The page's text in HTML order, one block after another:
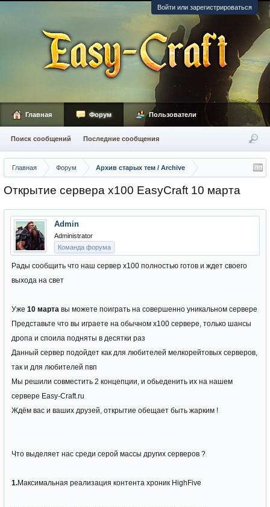
Войти или зарегистрироваться
Главная Форум Архив старых тем / Archive
Открытие сервера x100 EasyCraft 10 марта
Admin
Administrator
Команда форума
Рады сообщить что наш сервер х100 полностью готов и ждет своего
выхода на свет
Уже 10 марта вы можете поиграть на совершенно уникальном сервере
Представьте что вы играете на обычном х100 сервере, только шансы
дропа и споила подняты в десятки раз
Данный сервер подойдет как для любителей мелкорейтовых серверов,
так и для любителей пвп
Мы решили совместить 2 концепции, и обьеденить их на нашем
сервере Easy-Craft.ru
Ждём вас и ваших друзей, открытие обещает быть жарким !
Что выделяет нас среди серой массы других серверов ?
1.Максимальная реализация контента хроник HighFive
Главная Форум
Поиск сообщений Последние сообщения
Пользователи